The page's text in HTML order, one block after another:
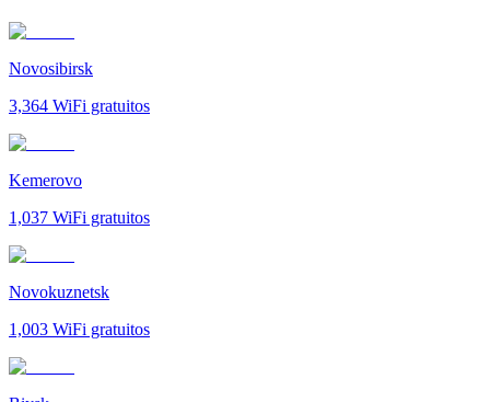
Novosibirsk
3,364 WiFi gratuitos
Kemerovo
1,037 WiFi gratuitos
Novokuznetsk
1,003 WiFi gratuitos